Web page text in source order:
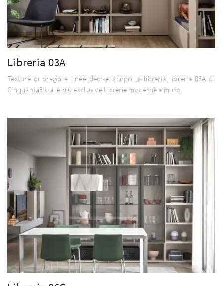
Libreria 03A
Texture di pregio e linee decise: scopri la libreria Libreria 03A di
Cinquanta3 tra le più esclusive Librerie moderne a muro.